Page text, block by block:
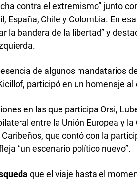
contra el extremismo” junto
España, Chile y Colombia. En
la bandera de la libertad” y
de algunos mandatarios
participó en un homenaje
en las que participa Orsi,
entre la Unión Europea y
que contó con la
“un escenario político nuevo”.
que el viaje hasta el